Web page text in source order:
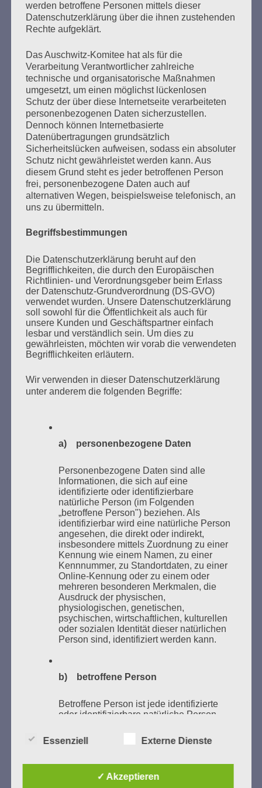
überleben und zu berichten, was den Millionen…
Seitennummerierung
der
Beiträge
Zurück 17 Weiter
Ich habe versprochen:
Ich werde mein ganzes Leben dafür kämpfen, dass
es keine Faschisten, keine Nazis mehr gibt.
SUCHEN
MARATHONLESUNG AUS DEN
VERBRANNTEN BÜCHERN
Donnerstag, 21. Mai 2026, 11 – 18 Uhr
Zum 26. Mal gibt es eine Marathonlesung anlässlich
des Gedenkens an die Verbrennung von Büchern am
Kaifu-Ufer – genau an dem Ort, wo im Mai 1933 NS-
Studentenorganisationen und Burschenschaftler
Bücher verbrannten.
GEDENKEN UND ERINNERN BEGINNT IN
werden betroffene Personen mittels dieser
Datenschutzerklärung über die ihnen zustehenden
Rechte aufgeklärt.
Das Auschwitz-Komitee hat als für die
Verarbeitung Verantwortlicher zahlreiche
technische und organisatorische Maßnahmen
umgesetzt, um einen möglichst lückenlosen
Schutz der über diese Internetseite verarbeiteten
personenbezogenen Daten sicherzustellen.
Dennoch können Internetbasierte
Datenübertragungen grundsätzlich
Sicherheitslücken aufweisen, sodass ein absoluter
Schutz nicht gewährleistet werden kann. Aus
diesem Grund steht es jeder betroffenen Person
frei, personenbezogene Daten auch auf
alternativen Wegen, beispielsweise telefonisch, an
uns zu übermitteln.
Begriffsbestimmungen
Die Datenschutzerklärung beruht auf den
Begrifflichkeiten, die durch den Europäischen
Richtlinien- und Verordnungsgeber beim Erlass
der Datenschutz-Grundverordnung (DS-GVO)
verwendet wurden. Unsere Datenschutzerklärung
soll sowohl für die Öffentlichkeit als auch für
unsere Kunden und Geschäftspartner einfach
lesbar und verständlich sein. Um dies zu
gewährleisten, möchten wir vorab die verwendeten
Begrifflichkeiten erläutern.
Wir verwenden in dieser Datenschutzerklärung
unter anderem die folgenden Begriffe:
a) personenbezogene Daten
Personenbezogene Daten sind alle
Informationen, die sich auf eine
identifizierte oder identifizierbare
natürliche Person (im Folgenden
„betroffene Person") beziehen. Als
identifizierbar wird eine natürliche Person
angesehen, die direkt oder indirekt,
insbesondere mittels Zuordnung zu einer
Kennung wie einem Namen, zu einer
Kennnummer, zu Standortdaten, zu einer
Online-Kennung oder zu einem oder
mehreren besonderen Merkmalen, die
Ausdruck der physischen,
physiologischen, genetischen,
psychischen, wirtschaftlichen, kulturellen
oder sozialen Identität dieser natürlichen
Person sind, identifiziert werden kann.
b) betroffene Person
Betroffene Person ist jede identifizierte
oder identifizierbare natürliche Person,
für die Verarbeitung Verantwortlichen
verarbeitet werden.
c) Verarbeitung
Essenziell Externe Dienste
✓ Akzeptieren